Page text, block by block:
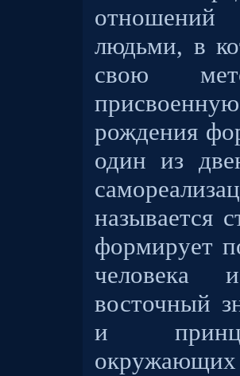
людьми, в
свою
рождения
один из
называется
формирует
восточный
и
окружающих